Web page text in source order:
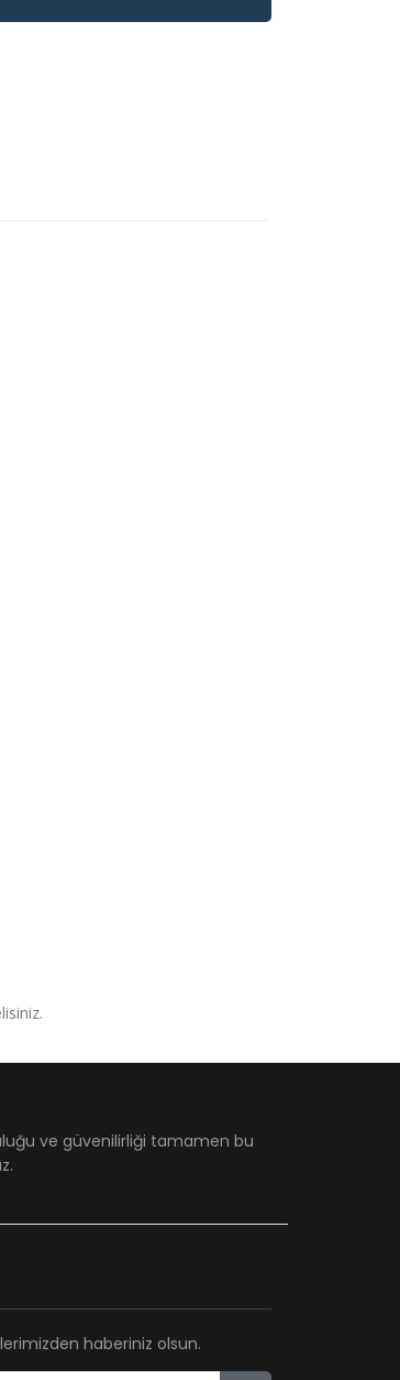
ve güvenilirliği tamamen bu
haberiniz olsun.